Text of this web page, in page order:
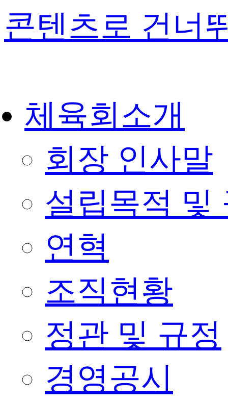
콘텐츠로 건너
체육회소개
회장 인사말
설립목적 및
연혁
조직현황
정관 및 규정
경영공시